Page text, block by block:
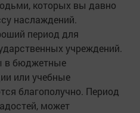
которых вы давно
наслаждений.
период для
учреждений.
в бюджетные
или учебные
благополучно. Период
может